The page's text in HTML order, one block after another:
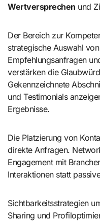
Wertversprechen und
Der Bereich zur
strategische Auswahl
Empfehlungsanfragen
verstärken die
Gekennzeichnete
und Testimonials
Ergebnisse.
Die Platzierung von
direkte Anfragen.
Engagement mit
Interaktionen statt
Sichtbarkeitsstrategien
Sharing und